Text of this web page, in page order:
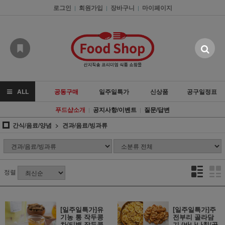
로그인 | 회원가입 | 장바구니 | 마이페이지
ALL 공동구매 일주일특가 신상품
공구일정표
푸드샵소개 | 공지사항/이벤트 | 질문/답변
간식/음료/양념
견과/음료/빙과류
정렬
[일주일특가]유
기농 통 작두콩
[일주일특가]주
전부리 골라담